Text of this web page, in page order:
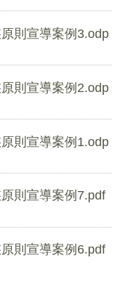
則宣導案例3.odp
則宣導案例2.odp
則宣導案例1.odp
則宣導案例7.pdf
則宣導案例6.pdf